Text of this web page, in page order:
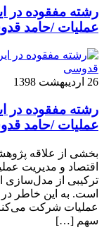
رشته مفقوده در
عملیات /حامد
26 اردیبهشت 1398
رشته مفقوده در
عملیات /حامد
بخشی از علاقه
اقتصاد و مدیریت
ترکیبی از مدل‌سازی
است. به این خاطر
عملیات شرکت
سهم […]